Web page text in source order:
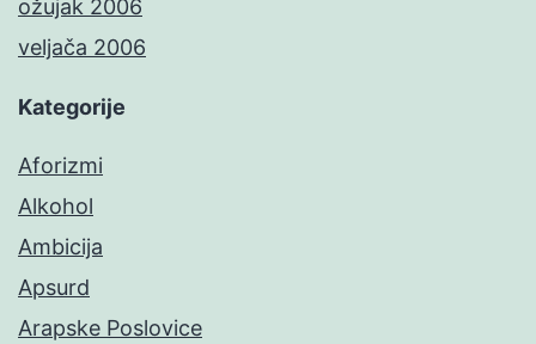
ožujak 2006
veljača 2006
Kategorije
Aforizmi
Alkohol
Ambicija
Apsurd
Arapske Poslovice